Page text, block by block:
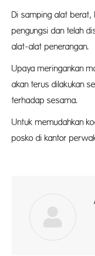
Di samping alat berat,
pengungsi dan telah
alat-alat penerangan.
Upaya meringankan
akan terus dilakukan
terhadap sesama.
Untuk memudahkan
posko di kantor